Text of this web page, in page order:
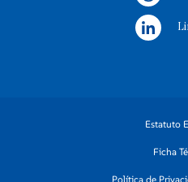
Estatuto
Ficha
Política de